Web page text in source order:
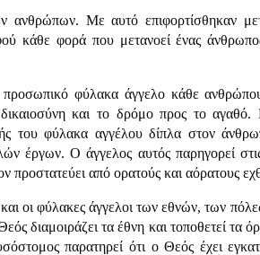
Με αυτό επιφορτίσθηκαν
κάθε φορά που μετανοεί ένας
φύλακα άγγελο κάθε
και το δρόμο προς το αγαθό.
του φύλακα αγγέλου δίπλα στον
έργων. Ο άγγελος αυτός παρηγορεί
προστατεύει από ορατούς και αόρατους
οι φύλακες άγγελοι των εθνών, των
διαμοιράζει τα έθνη και τοποθετεί τα
παρατηρεί ότι ο Θεός έχει